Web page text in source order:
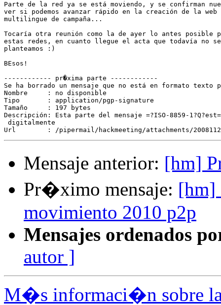
Parte de la red ya se está moviendo, y se confirman
ver si podemos avanzar rápido en la creación de la
multilingue de campaña...
Tocaría otra reunión como la de ayer lo antes posible
estas redes, en cuanto llegue el acta que todavía no
planteamos :)
BEsos!
------------ pr�xima parte ------------
Se ha borrado un mensaje que no está en formato texto
Nombre     : no disponible
Tipo       : application/pgp-signature
Tamaño     : 197 bytes
Descripción: Esta parte del mensaje =?ISO-8859-
digitalmente
Mensaje anterior: [hm]
Pr�ximo mensaje: [hm]
movimiento 2010 p2p
Mensajes ordenados
autor ]
M�s informaci�n sobre